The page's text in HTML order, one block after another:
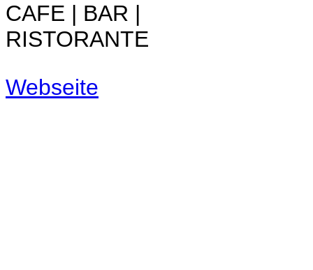
CAFE | BAR |
RISTORANTE
Webseite